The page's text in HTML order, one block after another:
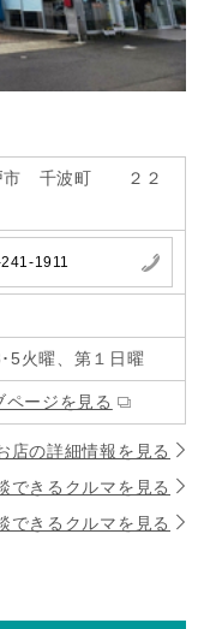
市 千波町 ２２
1911
5火曜、第１日曜
ページを見る
店の詳細情報を見る
できるクルマを見る
できるクルマを見る